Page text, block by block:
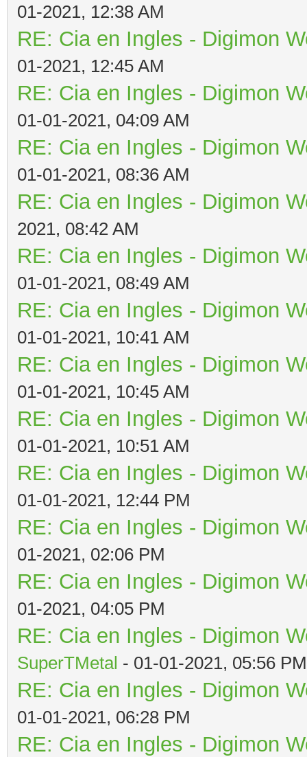
01-2021, 12:38 AM
RE: Cia en Ingles - Digimon
01-2021, 12:45 AM
RE: Cia en Ingles - Digimon
01-01-2021, 04:09 AM
RE: Cia en Ingles - Digimon
01-01-2021, 08:36 AM
RE: Cia en Ingles - Digimon
2021, 08:42 AM
RE: Cia en Ingles - Digimon
01-01-2021, 08:49 AM
RE: Cia en Ingles - Digimon
01-01-2021, 10:41 AM
RE: Cia en Ingles - Digimon
01-01-2021, 10:45 AM
RE: Cia en Ingles - Digimon
01-01-2021, 10:51 AM
RE: Cia en Ingles - Digimon
01-01-2021, 12:44 PM
RE: Cia en Ingles - Digimon
01-2021, 02:06 PM
RE: Cia en Ingles - Digimon
01-2021, 04:05 PM
RE: Cia en Ingles - Digimon
SuperTMetal - 01-01-2021, 05:56 PM
RE: Cia en Ingles - Digimon
01-01-2021, 06:28 PM
RE: Cia en Ingles - Digimon